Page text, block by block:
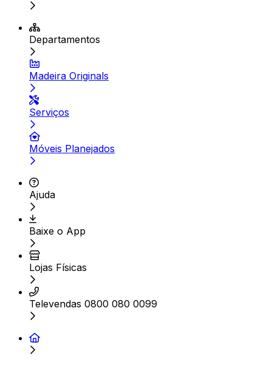
Departamentos
Madeira Originals
Serviços
Móveis Planejados
Ajuda
Baixe o App
Lojas Físicas
Televendas 0800 080 0099